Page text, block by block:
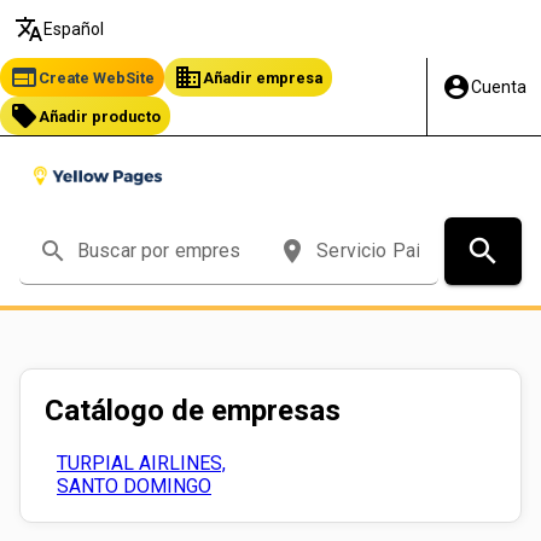
translate Español
web Create WebSite business Añadir empresa
local_offer Añadir producto
account_circleCuenta
search place search
Catálogo de empresas
TURPIAL AIRLINES,
SANTO DOMINGO